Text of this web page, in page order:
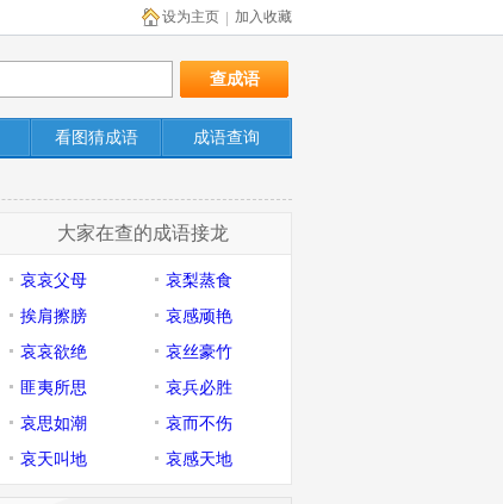
加入收藏
设为主页
看图猜成语 成语查询
大家在查的成语接龙
哀哀父母
哀梨蒸食
挨肩擦膀
哀感顽艳
哀哀欲绝
哀丝豪竹
匪夷所思
哀兵必胜
哀思如潮
哀而不伤
哀天叫地
哀感天地